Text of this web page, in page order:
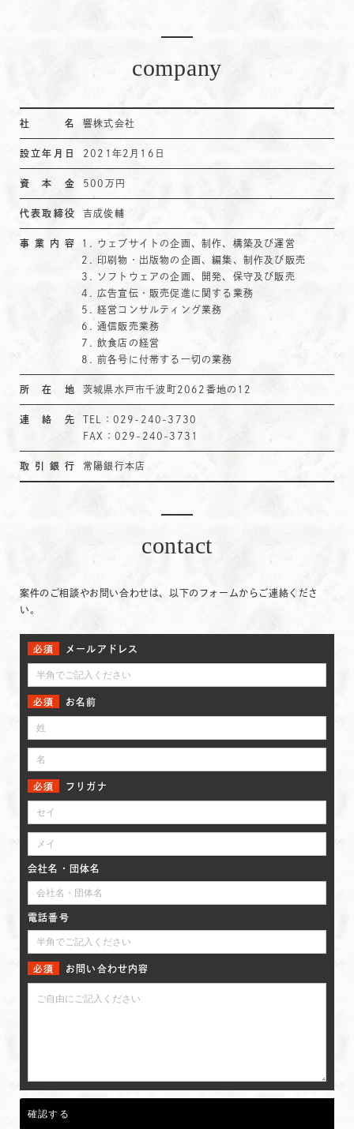
company
社名 響株式会社
設立年月日 2021年2月16日
資本金 500万円
代表取締役 吉成俊輔
事業内容
ウェブサイトの企画、制作、構築及び運営
印刷物・出版物の企画、編集、制作及び販売
ソフトウェアの企画、開発、保守及び販売
広告宣伝・販売促進に関する業務
経営コンサルティング業務
通信販売業務
飲食店の経営
前各号に付帯する一切の業務
所在地 茨城県水戸市千波町2062番地の12
連絡先
TEL：029-240-3730
FAX：029-240-3731
取引銀行 常陽銀行本店
contact
案件のご相談やお問い合わせは、以下のフォームからご連絡くださ
い。
メールアドレス
お名前
フリガナ
会社名・団体名
電話番号
お問い合わせ内容